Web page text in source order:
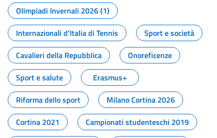
Olimpiadi Invernali 2026 (1)
Internazionali d'Italia di Tennis
Sport e società
Cavalieri della Repubblica
Onoreficenze
Sport e salute
Erasmus+
Riforma dello sport
Milano Cortina 2026
Cortina 2021
Campionati studenteschi 2019